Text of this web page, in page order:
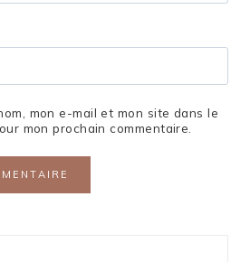
mon e-mail et mon site dans le
mon prochain commentaire.